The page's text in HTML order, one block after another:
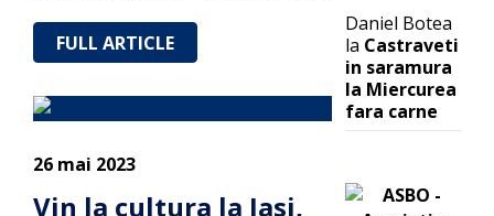
FULL ARTICLE
26 mai 2023
Vin la cultura la Iasi,
Daniel Botea
la Castraveti
in saramura
la Miercurea
fara carne